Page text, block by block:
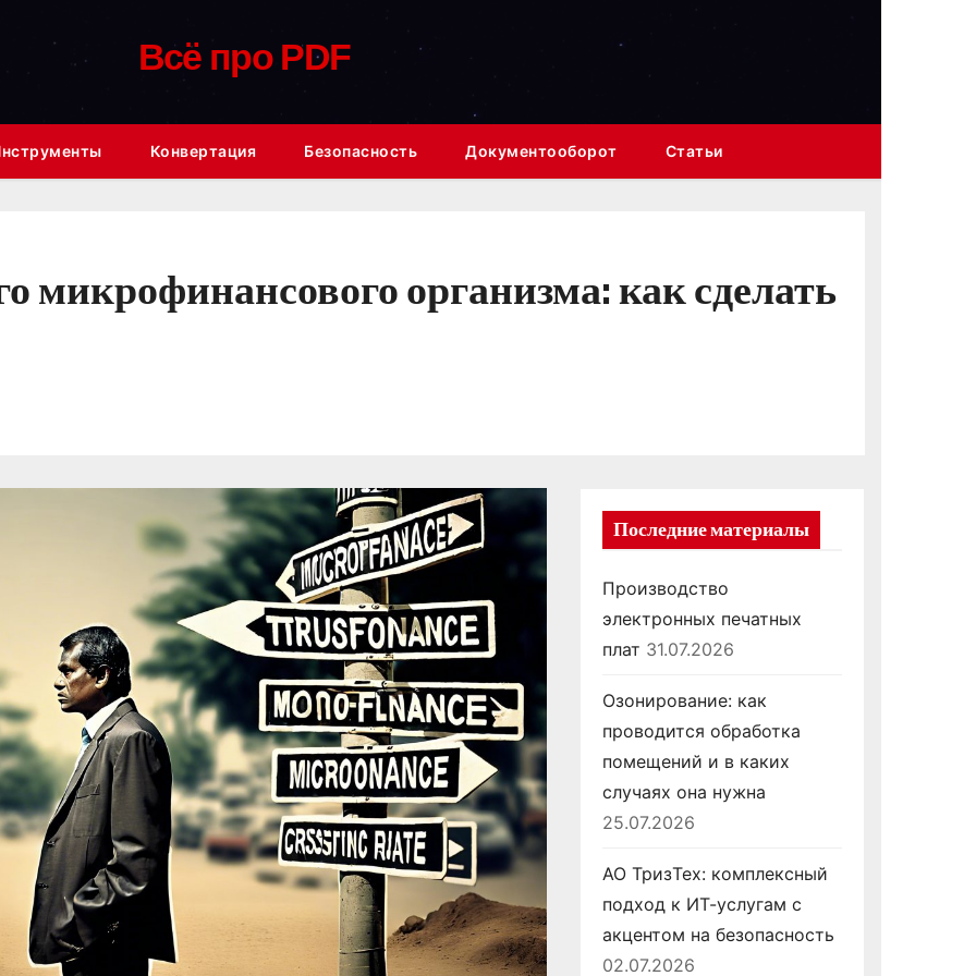
Всё про PDF
Конвертация Безопасность Документооборот Статьи
микрофинансового организма: как сделать
Последние материалы
Производство
электронных печатных
плат 31.07.2026
Озонирование: как
проводится обработка
помещений и в каких
случаях она нужна
25.07.2026
АО ТризТех: комплексный
подход к ИТ-услугам с
акцентом на безопасность
02.07.2026